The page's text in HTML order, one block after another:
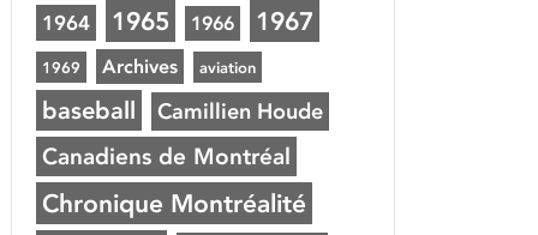
1964 1965 1966 1967
1969 Archives aviation
baseball Camillien Houde
Canadiens de Montréal
Chronique Montréalité